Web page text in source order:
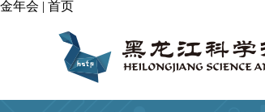
金年会 | 首页